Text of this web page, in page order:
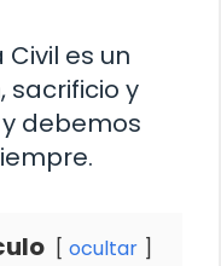
es un
sacrificio y
debemos
ocultar